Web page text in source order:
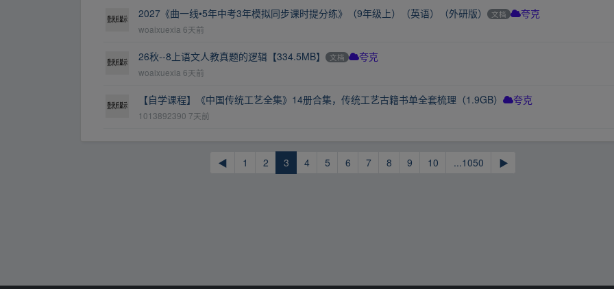
2027《曲一线•5年中考3年模拟同步课时提分练》（9年级上）（英语）（外研版） 文档 夸克
woaixuexia 6天前
26秋--8上语文人教真题的逻辑【334.5MB】 文档 夸克
woaixuexia 6天前
【自学课程】《中国传统工艺全集》14册合集，传统工艺古籍书单全套梳理（1.9GB） 夸克
1013892390 7天前
◀ 1 2 3 4 5 6 7 8 9 10 ...1050 ▶